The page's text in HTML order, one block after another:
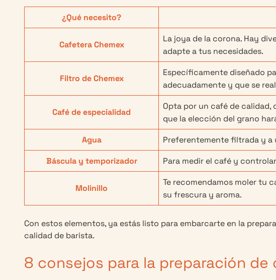
¿Qué necesito?
Cafetera Chemex
La joya de la corona. Hay
adapte a tus necesidades.
Filtro de Chemex
Específicamente diseñado
adecuadamente y que se
Café de especialidad
Opta por un café de calidad,
que la elección del grano
Agua
Preferentemente filtrada y a
Báscula y temporizador
Para medir el café y
Molinillo
Te recomendamos moler tu
su frescura y aroma.
Con estos elementos, ya estás listo para embarcarte en la
calidad de barista.
8 consejos para la preparación de